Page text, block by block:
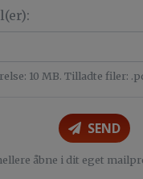
10 MB. Tilladte filer:
SEND
åbne i dit eget